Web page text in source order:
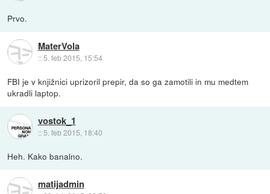
Prvo.
MaterVola
::5. feb 2015, 15:54
FBI je v knjižnici uprizoril prepir, da so ga zamotili in mu medtem
ukradli laptop.
vostok_1
:: 5. feb 2015, 18:40
Heh. Kako banalno.
matijadmin